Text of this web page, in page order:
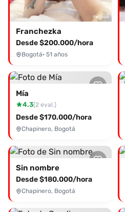
Franchezka
Desde $200.000/hora
Bogotá· 51 años
Mía
4.3(2 eval.)
Desde $170.000/hora
Chapinero, Bogotá
Sin nombre
Desde $180.000/hora
Chapinero, Bogotá